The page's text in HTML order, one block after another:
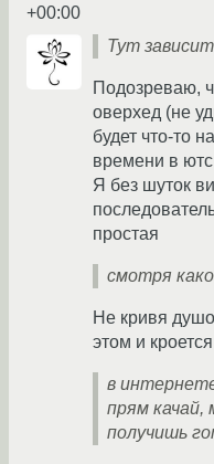
+00:00
Тут
Подозреваю,
оверхед (не
будет что-то
времени в
Я без шуток
простая
смотря
Не кривя
этом и
в
прям качай,
получишь